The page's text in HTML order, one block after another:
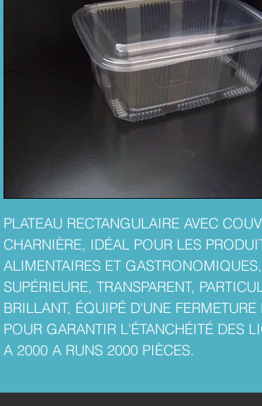
PLATEAU RECTANGULAIRE AVEC
CHARNIÈRE, IDÉAL POUR LES
ALIMENTAIRES ET
SUPÉRIEURE, TRANSPARENT,
BRILLANT, ÉQUIPÉ D'UNE
POUR GARANTIR L'ÉTANCHÉITÉ DES
A 2000 A RUNS 2000 PIÈCES.